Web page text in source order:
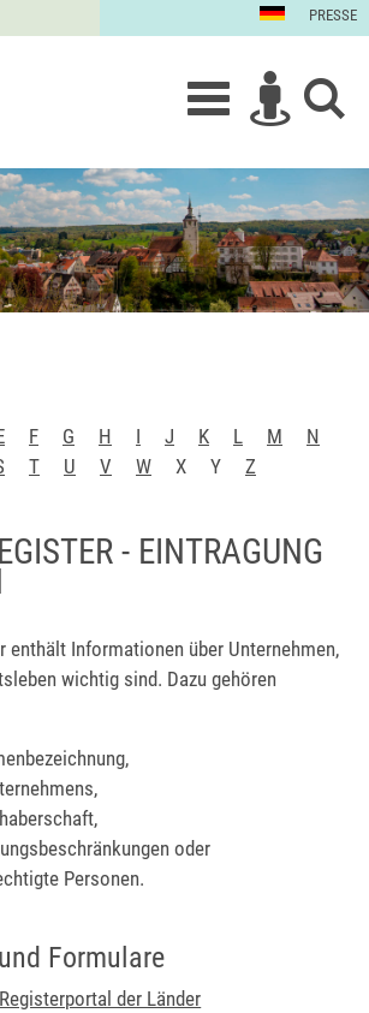
PRESSE
F G H I J K L M
N
T U V W X Y Z
- EINTRAGUNG
enthält Informationen über Unternehmen,
wichtig sind. Dazu gehören
oder
Personen.
Formulare
der Länder